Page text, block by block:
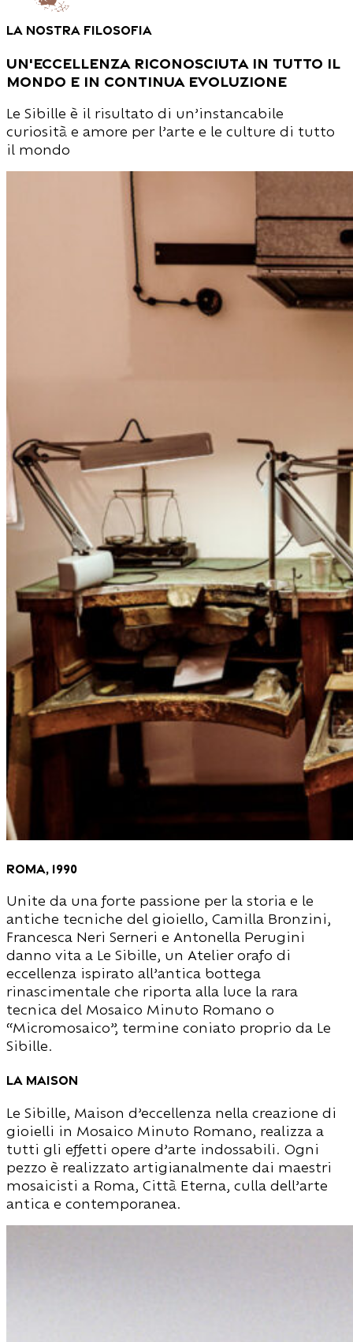
la nostra filosofia
un'eccellenza riconosciuta in tutto il
mondo e in continua evoluzione
Le Sibille è il risultato di un’instancabile
curiosità e amore per l’arte e le culture di tutto
il mondo
roma, 1990
Unite da una forte passione per la storia e le
antiche tecniche del gioiello, Camilla Bronzini,
Francesca Neri Serneri e Antonella Perugini
danno vita a Le Sibille, un Atelier orafo di
eccellenza ispirato all’antica bottega
rinascimentale che riporta alla luce la rara
tecnica del Mosaico Minuto Romano o
“Micromosaico”, termine coniato proprio da Le
Sibille.
la Maison
Le Sibille, Maison d’eccellenza nella creazione di
gioielli in Mosaico Minuto Romano, realizza a
tutti gli effetti opere d’arte indossabili. Ogni
pezzo è realizzato artigianalmente dai maestri
mosaicisti a Roma, Città Eterna, culla dell’arte
antica e contemporanea.